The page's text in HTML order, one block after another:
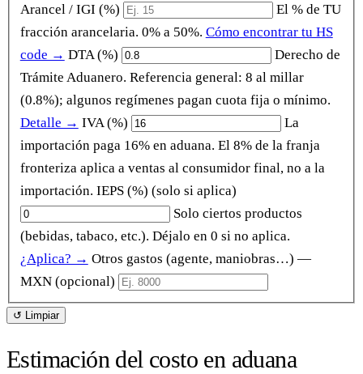
Arancel / IGI (%)
El % de TU
fracción arancelaria. 0% a 50%. Cómo encontrar tu HS
code → DTA (%)
Derecho de
Trámite Aduanero. Referencia general: 8 al millar
(0.8%); algunos regímenes pagan cuota fija o mínimo.
Detalle → IVA (%)
La
importación paga 16% en aduana. El 8% de la franja
fronteriza aplica a ventas al consumidor final, no a la
importación. IEPS (%) (solo si aplica)
Solo ciertos productos
(bebidas, tabaco, etc.). Déjalo en 0 si no aplica.
¿Aplica? → Otros gastos (agente, maniobras…) —
MXN (opcional)
↺ Limpiar
Estimación del costo en aduana